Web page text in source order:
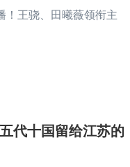
！王骁、田曦薇领衔主
代十国留给江苏的